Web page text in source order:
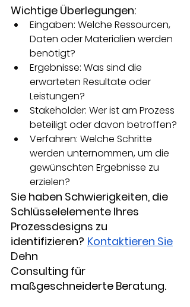
Wichtige Überlegungen:
Eingaben: Welche Ressourcen,
Daten oder Materialien werden
benötigt?
Ergebnisse: Was sind die
erwarteten Resultate oder
Leistungen?
Stakeholder: Wer ist am Prozess
beteiligt oder davon betroffen?
Verfahren: Welche Schritte
werden unternommen, um die
gewünschten Ergebnisse zu
erzielen?
Sie haben Schwierigkeiten, die
Schlüsselelemente Ihres
Prozessdesigns zu
identifizieren? Kontaktieren Sie
Dehn
Consulting für
maßgeschneiderte Beratung.